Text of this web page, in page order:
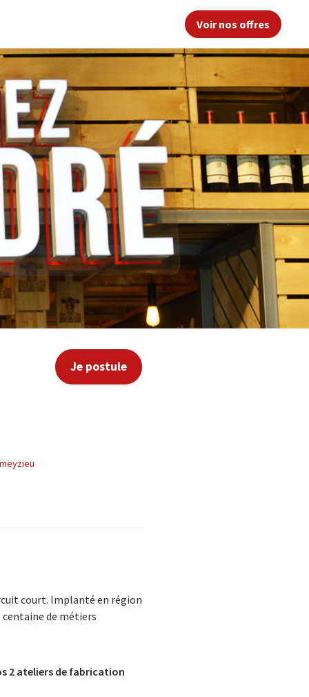
Voir nos offres
Je postule
court. Implanté en région
de métiers
2 ateliers de fabrication